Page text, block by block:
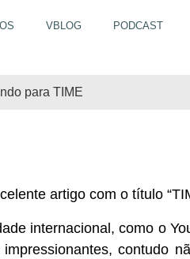
VBLOG PODCAST
para TIME
artigo com o título
internacional, como o
contudo